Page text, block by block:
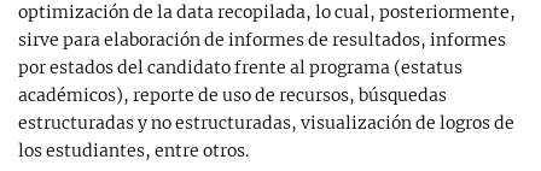
optimización de la data recopilada, lo cual, posteriormente,
sirve para elaboración de informes de resultados, informes
por estados del candidato frente al programa (estatus
académicos), reporte de uso de recursos, búsquedas
estructuradas y no estructuradas, visualización de logros de
los estudiantes, entre otros.